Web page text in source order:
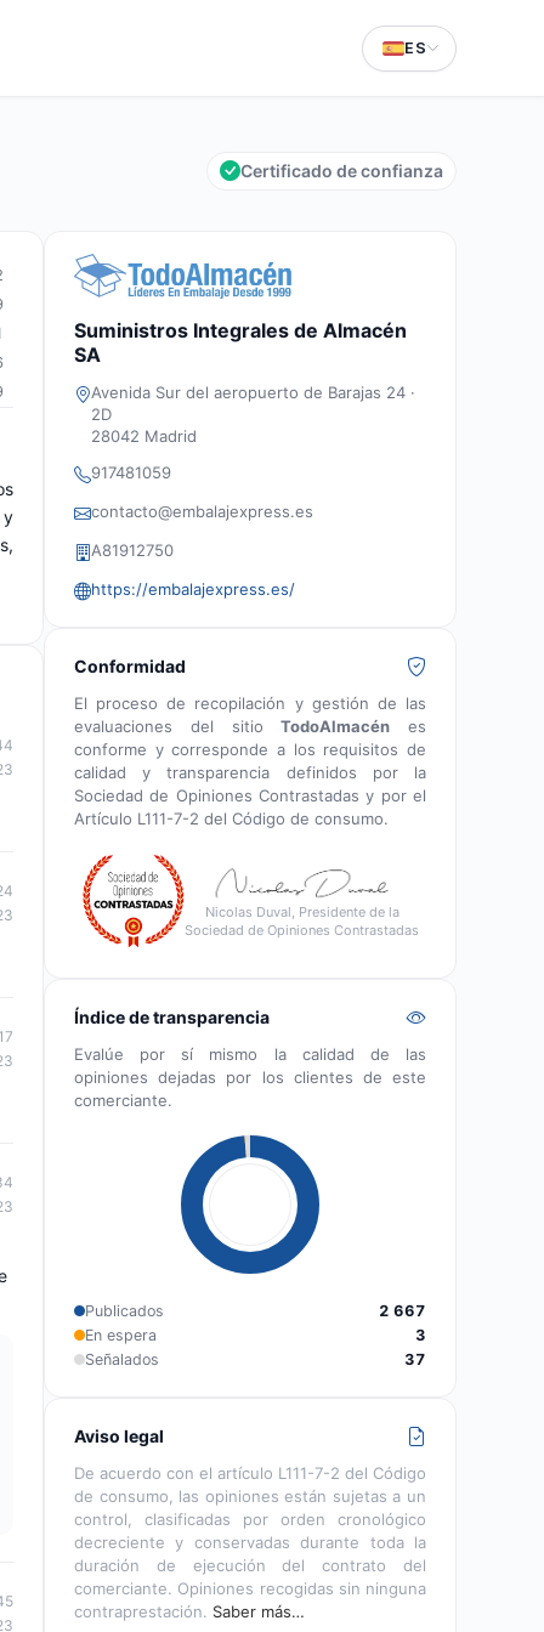
ES
Certificado de confianza
y
Suministros Integrales de Almacén
SA
Avenida Sur del aeropuerto de Barajas 24 ·
2D
28042 Madrid
917481059
contacto@embalajexpress.es
A81912750
https://embalajexpress.es/
Conformidad
El proceso de recopilación y gestión de las
evaluaciones del sitioTodoAlmacén es
conforme y corresponde a los requisitos de
calidad y transparencia definidos por la
Sociedad de Opiniones Contrastadas y por el
Artículo L111-7-2 del Código de consumo.
Nicolas Duval, Presidente de la
Sociedad de Opiniones Contrastadas
Índice de transparencia
Evalúe por sí mismo la calidad de las
opiniones dejadas por los clientes de este
comerciante.
Publicados
2 667
En espera
3
Señalados
37
Aviso legal
De acuerdo con el artículo L111-7-2 del Código
de consumo, las opiniones están sujetas a un
control, clasificadas por orden cronológico
decreciente y conservadas durante toda la
duración de ejecución del contrato del
comerciante. Opiniones recogidas sin ninguna
contraprestación. Saber más…